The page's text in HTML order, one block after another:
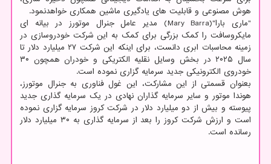
هوش مصنوعی و قابلیت های یادگیری ماشین همکاری خواهدنمود.
"ماری بارا"(Mary Barra) مدیر عامل جنرال موتورز در بیانه ای
مایکروسافت را کمک بزرگی برای کمک به این شرکت خودروسازی در
زمینه محاسبات ابری دانست، برای اینکه این شرکت ۲۷ میلیارد دلار تا
سال ۲۰۲۵ در بخش وسایل نقلیه الکتریکی و خودران همچون ۳۰
خودروی الکترونیکی جدید سرمایه گزاری نموده است.
بعنوان قسمتی از این مشارکت، این غول فناوری به جنرال موتورز،
هوندا موتور و سایر سرمایه گذاران نهادی در یک سرمایه گذاری جدید
پیوسته و بیش از دو میلیارد دلار در شرکت کروز سرمایه گزاری نموده
است و ارزش شرکت کروز را بعد از سرمایه گذاری به ۳۰ میلیارد دلار
رسانده است.